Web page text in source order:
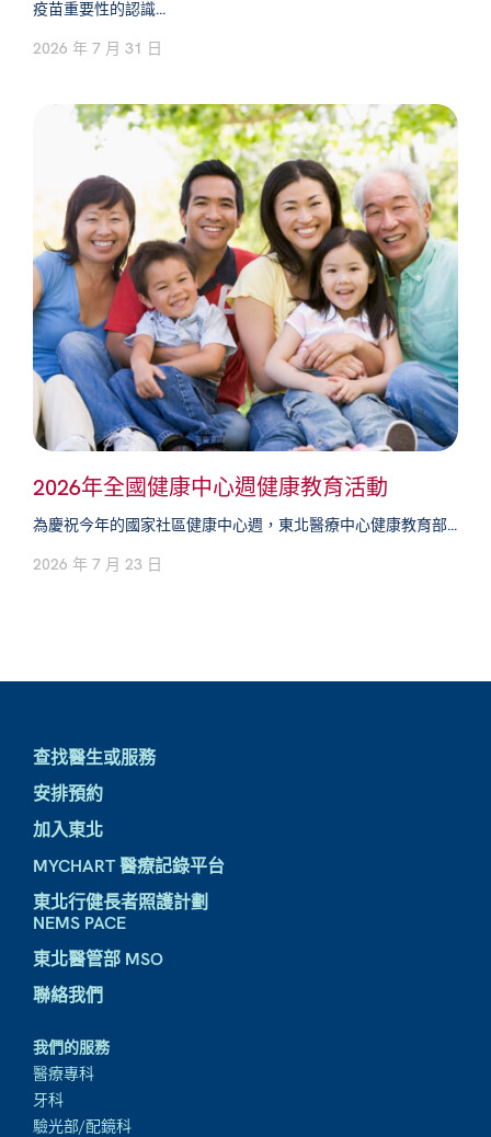
疫苗重要性的認識...
2026 年 7 月 31 日
2026年全國健康中心週健康教育活動
為慶祝今年的國家社區健康中心週，東北醫療中心健康教育部...
2026 年 7 月 23 日
查找醫生或服務
安排預約
加入東北
MYCHART 醫療記錄平台
東北行健長者照護計劃
NEMS PACE
東北醫管部 MSO
聯絡我們
我們的服務
醫療專科
牙科
驗光部/配鏡科